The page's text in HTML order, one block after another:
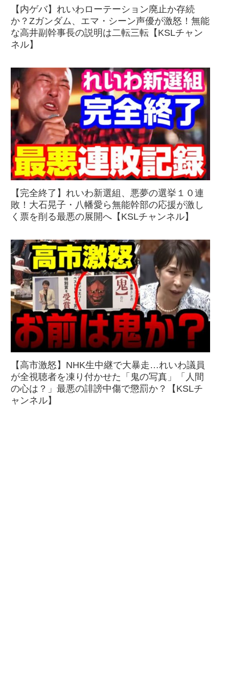
【内ゲバ】れいわローテーション廃止か存続
か？Zガンダム、エマ・シーン声優が激怒！無能
な高井副幹事長の説明は二転三転【KSLチャン
ネル】
【完全終了】れいわ新選組、悪夢の選挙１０連
敗！大石晃子・八幡愛ら無能幹部の応援が激し
く票を削る最悪の展開へ【KSLチャンネル】
【高市激怒】NHK生中継で大暴走…れいわ議員
が全視聴者を凍り付かせた「鬼の写真」「人間
の心は？」最悪の誹謗中傷で懲罰か？【KSLチ
ャンネル】